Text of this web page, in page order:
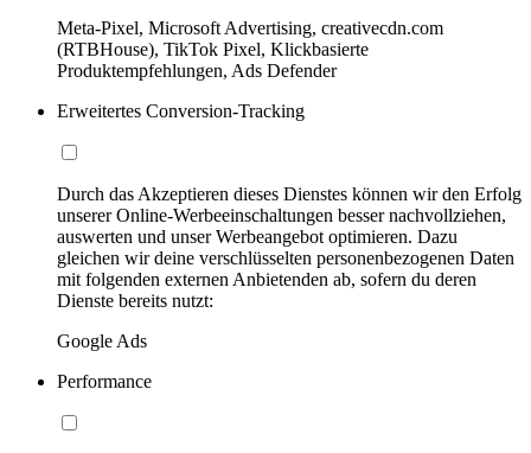
Meta-Pixel, Microsoft Advertising, creativecdn.com
(RTBHouse), TikTok Pixel, Klickbasierte
Produktempfehlungen, Ads Defender
Erweitertes Conversion-Tracking
Durch das Akzeptieren dieses Dienstes können wir den Erfolg
unserer Online-Werbeeinschaltungen besser nachvollziehen,
auswerten und unser Werbeangebot optimieren. Dazu
gleichen wir deine verschlüsselten personenbezogenen Daten
mit folgenden externen Anbietenden ab, sofern du deren
Dienste bereits nutzt:
Google Ads
Performance